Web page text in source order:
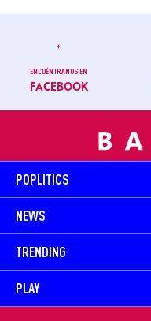
ENCUÉNTRANOS EN
FACEBOOK
POPLITICS
NEWS
TRENDING
PLAY